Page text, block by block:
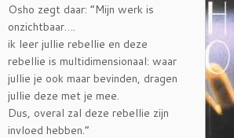
Osho zegt daar: “Mijn werk is
onzichtbaar….
ik leer jullie rebellie en deze
rebellie is multidimensionaal: waar
jullie je ook maar bevinden, dragen
jullie deze met je mee.
Dus, overal zal deze rebellie zijn
invloed hebben.”